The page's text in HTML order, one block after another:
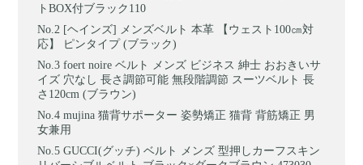
トBOX付ブラック110
[ヘインズ] メンズベルト 本革 【ウェスト100㎝対
応】 ピンタイプ (ブラック)
foert noire ベルト メンズ ビジネス 紳士 おおきいサ
イズ 穴なし ⾧さ調節可能 無段階調節 スーツベルト ⾧
さ120cm (ブラウン)
mujina 猫背サポーター 姿勢矯正 猫背 背筋矯正 男
女兼用
GUCCI(グッチ) ベルト メンズ 型押しカーフスキン